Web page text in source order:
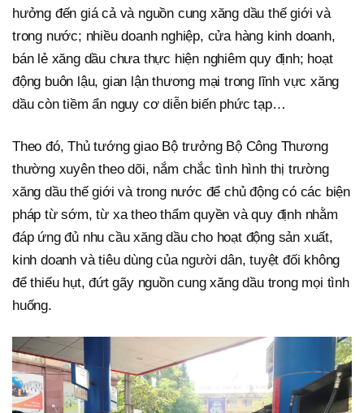
hưởng đến giá cả và nguồn cung xăng dầu thế giới và
trong nước; nhiều doanh nghiệp, cửa hàng kinh doanh,
bán lẻ xăng dầu chưa thực hiện nghiêm quy định; hoạt
động buôn lậu, gian lận thương mại trong lĩnh vực xăng
dầu còn tiềm ẩn nguy cơ diễn biến phức tạp…
Theo đó, Thủ tướng giao Bộ trưởng Bộ Công Thương
thường xuyên theo dõi, nắm chắc tình hình thị trường
xăng dầu thế giới và trong nước để chủ động có các biện
pháp từ sớm, từ xa theo thẩm quyền và quy định nhằm
đáp ứng đủ nhu cầu xăng dầu cho hoạt động sản xuất,
kinh doanh và tiêu dùng của người dân, tuyệt đối không
để thiếu hụt, đứt gãy nguồn cung xăng dầu trong mọi tình
huống.